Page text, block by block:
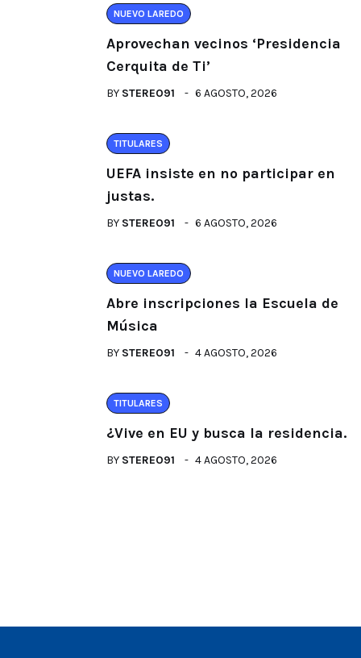
NUEVO LAREDO
Aprovechan vecinos ‘Presidencia
Cerquita de Ti’
BY STEREO91 6 AGOSTO, 2026
TITULARES
UEFA insiste en no participar en
justas.
BY STEREO91 6 AGOSTO, 2026
NUEVO LAREDO
Abre inscripciones la Escuela de
Música
BY STEREO91 4 AGOSTO, 2026
TITULARES
¿Vive en EU y busca la residencia.
BY STEREO91 4 AGOSTO, 2026